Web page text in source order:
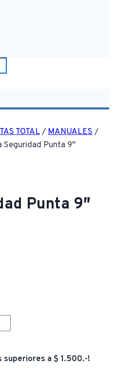
TOTAL/MANUALES/
Seguridad Punta 9″
Punta 9″
superiores a $ 1.500.-!